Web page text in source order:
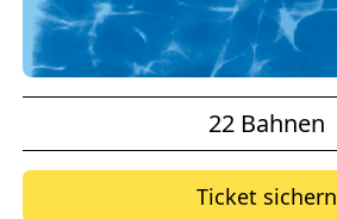
22 Bahnen
Ticket sichern